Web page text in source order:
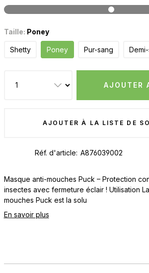
Taille: Poney
Shetty Poney Pur-sang
AJOUTER
AJOUTER À LA LISTE DE
Réf. d'article:
Masque anti-mouches Puck – Protection
insectes avec fermeture éclair ! Utilisation
mouches Puck est la solu
En savoir plus